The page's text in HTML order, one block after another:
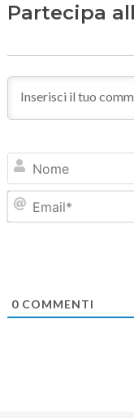
Partecipa
0COMMENTI